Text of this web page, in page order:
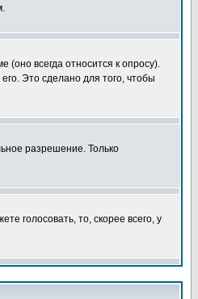
всегда относится к опросу).
Это сделано для того, чтобы
разрешение. Только
голосовать, то, скорее всего, у